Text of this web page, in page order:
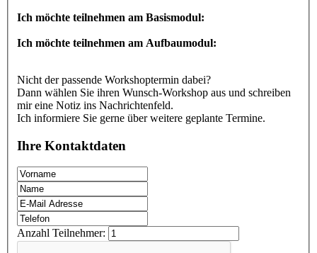
Ich möchte teilnehmen am Basismodul:
Ich möchte teilnehmen am Aufbaumodul:
Nicht der passende Workshoptermin dabei?
Dann wählen Sie ihren Wunsch-Workshop aus und schreiben
mir eine Notiz ins Nachrichtenfeld.
Ich informiere Sie gerne über weitere geplante Termine.
Ihre Kontaktdaten
Anzahl Teilnehmer: